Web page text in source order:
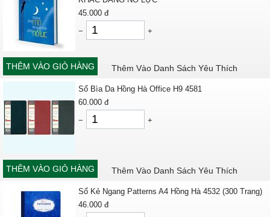
45.000 đ
−
+
THÊM VÀO GIỎ HÀNG Thêm Vào Danh Sách Yêu Thích
Sổ Bìa Da Hồng Hà Office H9 4581
60.000 đ
−
+
THÊM VÀO GIỎ HÀNG Thêm Vào Danh Sách Yêu Thích
Sổ Kẻ Ngang Patterns A4 Hồng Hà 4532 (300 Trang)
46.000 đ